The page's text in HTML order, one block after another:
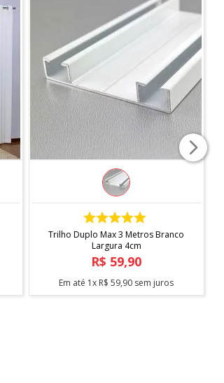
COMPRAR
Trilho Duplo Max 3 Metros Branco
Largura 4cm
R$ 59,90
Em até 1x R$ 59,90 sem juros